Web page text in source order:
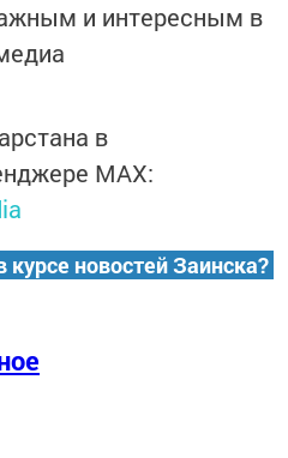
и интересным в
в
MАХ:
новостей Заинска?